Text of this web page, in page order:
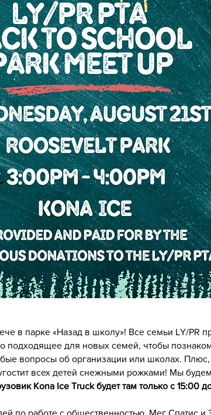
в парке «Назад в школу»! Все семьи LY/PR
подходящее для новых семей, чтобы
вопросы об организации или школах. Плюс,
всех детей снежными рожками! Мы
Kona Ice Truck будет там только с 15:00
по работе с общественностью, Мег Спатис и